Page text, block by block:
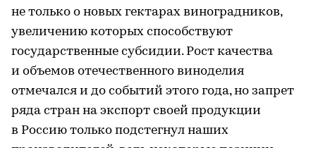
не только о новых гектарах виноградников,
увеличению которых способствуют
государственные субсидии. Рост качества
и объемов отечественного виноделия
отмечался и до событий этого года, но запрет
ряда стран на экспорт своей продукции
в Россию только подстегнул наших